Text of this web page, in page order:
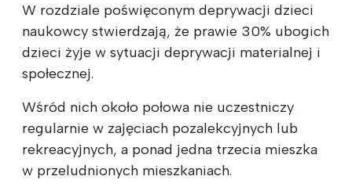
W rozdziale poświęconym deprywacji dzieci
naukowcy stwierdzają, że prawie 30% ubogich
dzieci żyje w sytuacji deprywacji materialnej i
społecznej.
Wśród nich około połowa nie uczestniczy
regularnie w zajęciach pozalekcyjnych lub
rekreacyjnych, a ponad jedna trzecia mieszka
w przeludnionych mieszkaniach.